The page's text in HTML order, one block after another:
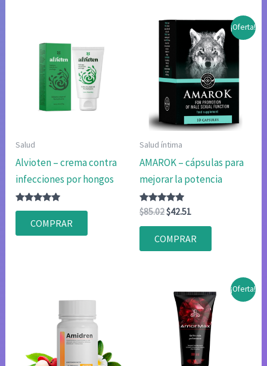
Salud
Alvioten – crema contra
infecciones por hongos
Valorado
4.75
de 5
COMPRAR
¡Oferta!
Salud íntima
AMAROK – cápsulas para
mejorar la potencia
Valorado
con
4.75
$85.02El
original
era:
$42.51
actual
es:
COMPRAR
¡Oferta!